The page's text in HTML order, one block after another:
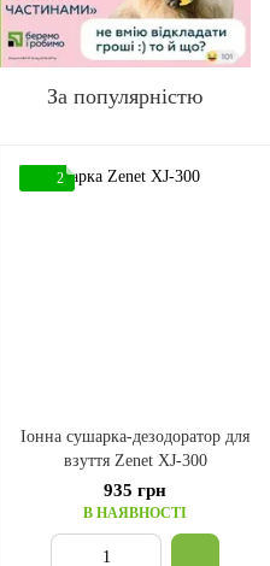
За популярністю
2
Іонна сушарка-дезодоратор для
взуття Zenet XJ-300
935 грн
В НАЯВНОСТІ